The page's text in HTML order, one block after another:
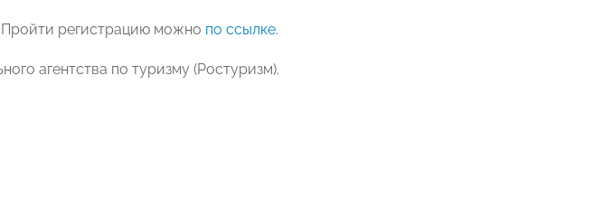
регистрацию можно по ссылке.
агентства по туризму (Ростуризм).